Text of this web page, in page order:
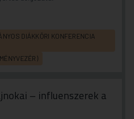
DIÁKKÖRI KONFERENCIA
– influenszerek a